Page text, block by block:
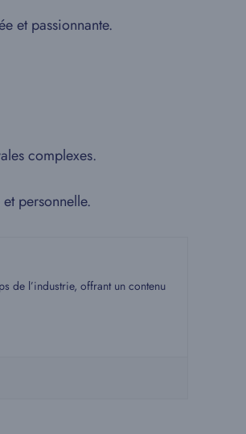
et passionnante.
complexes.
personnelle.
de l’industrie, offrant un contenu